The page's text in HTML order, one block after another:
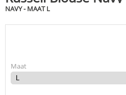
NAVY - MAAT L
Maat